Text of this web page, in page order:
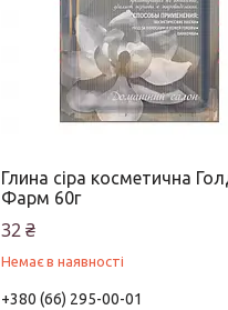
Глина сіра косметична
Фарм 60г
32 ₴
Немає в наявності
+380 (66) 295-00-01